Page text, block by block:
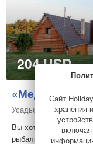
204 USDза
«Медвежий
Усадьба
Вы хотите провести
рыбалка? В усадьбе
Сайт
хранения